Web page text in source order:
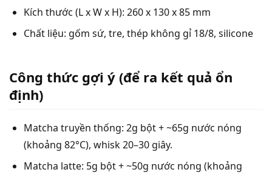
Kích thước (L x W x H): 260 x 130 x 85 mm
Chất liệu: gốm sứ, tre, thép không gỉ 18/8, silicone
Công thức gợi ý (để ra kết quả ổn
định)
Matcha truyền thống: 2g bột + ~65g nước nóng
(khoảng 82°C), whisk 20–30 giây.
Matcha latte: 5g bột + ~50g nước nóng (khoảng